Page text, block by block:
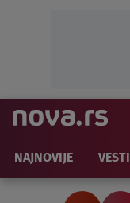
NAJNOVIJE VESTI